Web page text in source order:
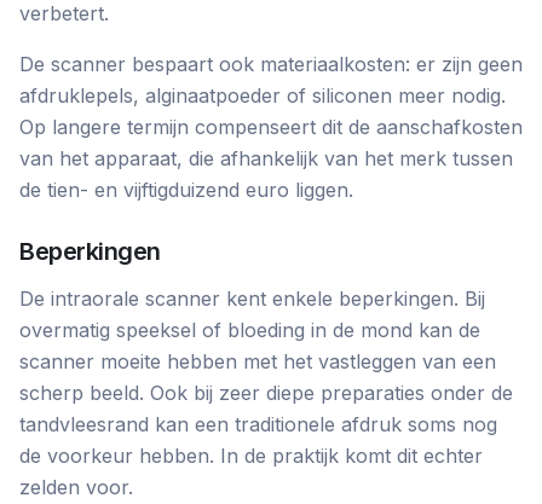
verbetert.
De scanner bespaart ook materiaalkosten: er zijn geen
afdruklepels, alginaatpoeder of siliconen meer nodig.
Op langere termijn compenseert dit de aanschafkosten
van het apparaat, die afhankelijk van het merk tussen
de tien- en vijftigduizend euro liggen.
Beperkingen
De intraorale scanner kent enkele beperkingen. Bij
overmatig speeksel of bloeding in de mond kan de
scanner moeite hebben met het vastleggen van een
scherp beeld. Ook bij zeer diepe preparaties onder de
tandvleesrand kan een traditionele afdruk soms nog
de voorkeur hebben. In de praktijk komt dit echter
zelden voor.